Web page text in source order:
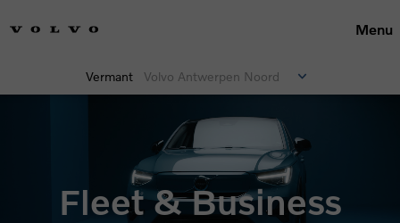
Menu
Vermant Volvo Antwerpen Noord
Fleet & Business